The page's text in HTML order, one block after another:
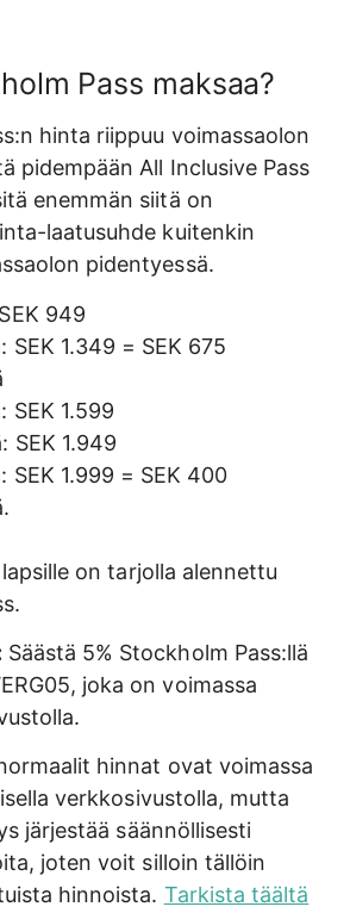
Pass maksaa?
hinta riippuu voimassaolon
pidempään All Inclusive Pass
enemmän siitä on
laatusuhde kuitenkin
pidentyessä.
949
SEK 1.349 = SEK 675
SEK 1.599
SEK 1.949
SEK 1.999 = SEK 400
on tarjolla alennettu
Säästä 5% Stockholm Pass:llä
joka on voimassa
hinnat ovat voimassa
verkkosivustolla, mutta
järjestää säännöllisesti
joten voit silloin tällöin
hinnoista. Tarkista täältä